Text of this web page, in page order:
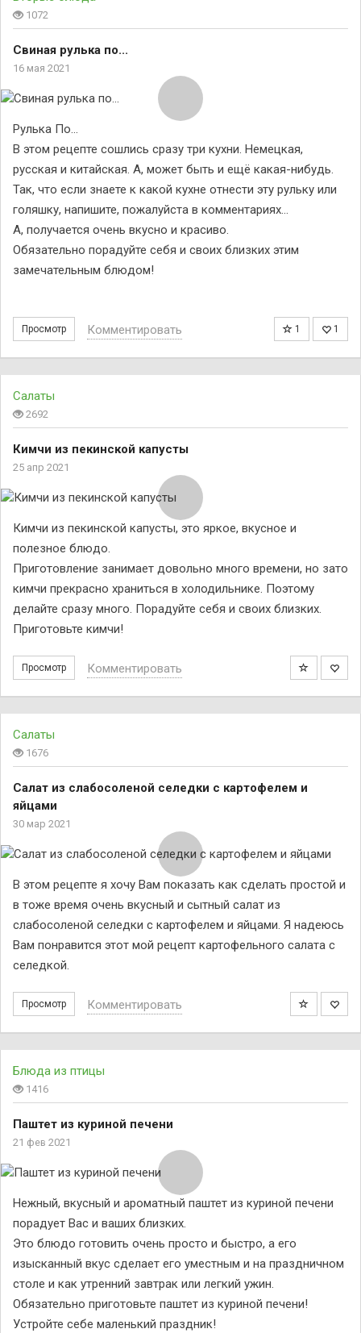
1072
Свиная рулька по...
16 мая 2021
Рулька По…
В этом рецепте сошлись сразу три кухни. Немецкая,
русская и китайская. А, может быть и ещё какая-нибудь.
Так, что если знаете к какой кухне отнести эту рульку или
голяшку, напишите, пожалуйста в комментариях…
А, получается очень вкусно и красиво.
Обязательно порадуйте себя и своих близких этим
замечательным блюдом!
Просмотр 1 1
Комментировать
Салаты
2692
Кимчи из пекинской капусты
25 апр 2021
Кимчи из пекинской капусты, это яркое, вкусное и
полезное блюдо.
Приготовление занимает довольно много времени, но зато
кимчи прекрасно храниться в холодильнике. Поэтому
делайте сразу много. Порадуйте себя и своих близких.
Приготовьте кимчи!
Просмотр Комментировать
Салаты
1676
Салат из слабосоленой селедки с картофелем и
яйцами
30 мар 2021
В этом рецепте я хочу Вам показать как сделать простой и
в тоже время очень вкусный и сытный салат из
слабосоленой селедки с картофелем и яйцами. Я надеюсь
Вам понравится этот мой рецепт картофельного салата с
селедкой.
Просмотр Комментировать
Блюда из птицы
1416
Паштет из куриной печени
21 фев 2021
Нежный, вкусный и ароматный паштет из куриной печени
порадует Вас и ваших близких.
Это блюдо готовить очень просто и быстро, а его
изысканный вкус сделает его уместным и на праздничном
столе и как утренний завтрак или легкий ужин.
Обязательно приготовьте паштет из куриной печени!
Устройте себе маленький праздник!